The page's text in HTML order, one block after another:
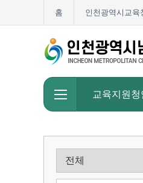
홈 인천광역시교육
교육지원청